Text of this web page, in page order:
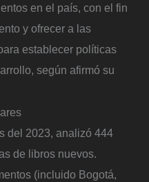
en el país, con el fin
y ofrecer a las
establecer políticas
según afirmó su
del 2023, analizó 444
de libros nuevos.
(incluido Bogotá,